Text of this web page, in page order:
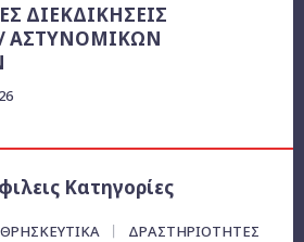
ΔΙΕΚΔΙΚΗΣΕΙΣ
ΑΣΤΥΝΟΜΙΚΩΝ
Κατηγορίες
ΘΡΗΣΚΕΥΤΙΚΑ
ΔΡΑΣΤΗΡΙΟΤΗΤΕΣ